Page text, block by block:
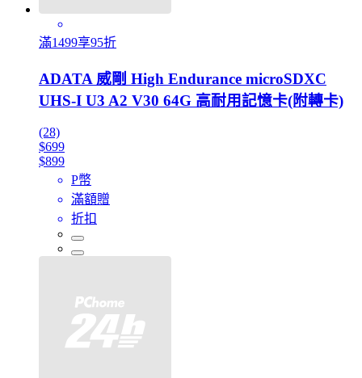
滿1499享95折
ADATA 威剛 High Endurance microSDXC
UHS-I U3 A2 V30 64G 高耐用記憶卡(附轉卡)
(28)
$699
$899
P幣
滿額贈
折扣